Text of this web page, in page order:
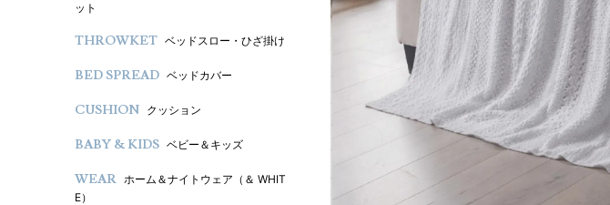
ット
THROWKET ベッドスロー・ひざ掛け
BED SPREAD ベッドカバー
CUSHION クッション
BABY & KIDS ベビー＆キッズ
WEAR ホーム＆ナイトウェア（＆ WHIT
E）